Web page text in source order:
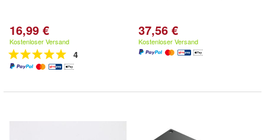
16,99 €
Kostenloser Versand
4
37,56 €
Kostenloser Versand